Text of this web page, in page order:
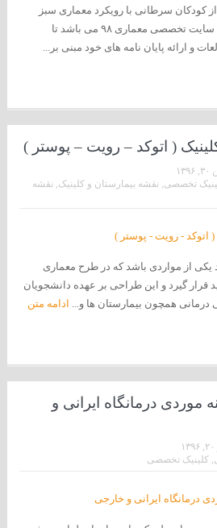
کودکان سرطانی با رویکرد معماری سبز
موضوع ارائه این مقاله از وب سایت تخصصی معماری ۹۸ می باشد تا
و ارائه پایان نامه های خود مبنی بر...
( اتوکد – رویت – پوستر )
تخصصی, نقشه بیمارستان و کلینیک, نقشه
یکی از مواردی باشد که در طرح معماری
اساتید قرار گیرد و این طراحی بر عهده دانشجویان
درمانی همچون بیمارستان ها و... ادامه متن
موردی درمانگاه ایرانی و
, کلینیک تخصصی